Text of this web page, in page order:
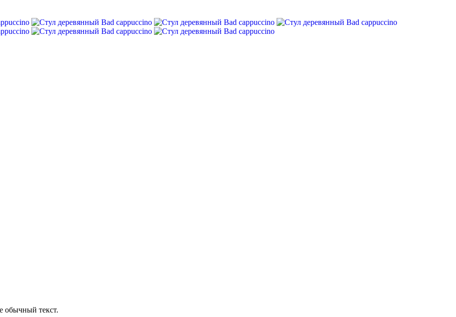
обычный текст.